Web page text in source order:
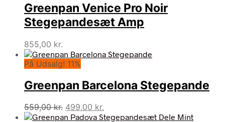
Greenpan Venice Pro Noir
Stegepandesæt Amp
855,00 kr.
På Udsalg! 11%
Greenpan Barcelona Stegepande
559,00kr. Den
oprindelige
499,00 kr.
aktuelle